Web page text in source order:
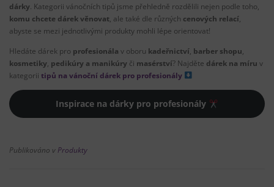
dárky. Kategorii vánočních tipů jsme přehledně rozdělili nejen podle toho,
komu chcete dárek věnovat, ale také dle různých cenových relací,
abyste se mezi jednotlivými produkty mohli lépe orientovat!
Hledáte dárek pro profesionála v oboru kadeřnictví, barber shopu,
kosmetiky, pedikúry a manikúry či masérství? Najděte dárek na míru v
kategorii tipů na vánoční dárek pro profesionály
Inspirace na dárky pro profesionály
Publikováno v Produkty